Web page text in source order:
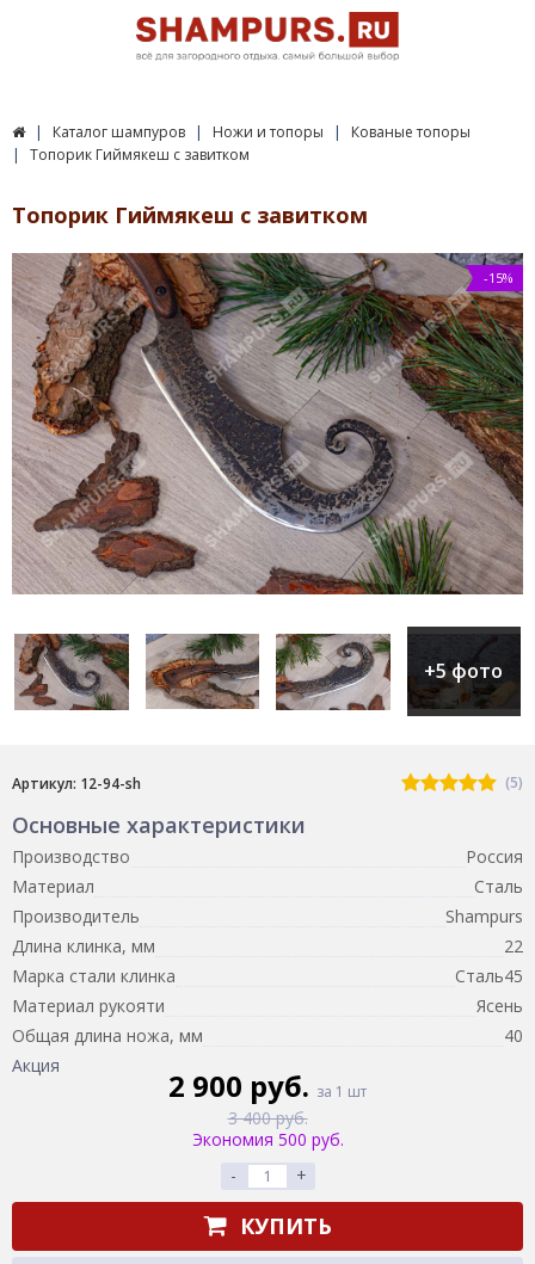
Каталог шампуров Ножи и топоры
Кованые топоры
Топорик Гиймякеш с завитком
Топорик Гиймякеш с завитком
-15%
+5 фото
Артикул: 12-94-sh (5)
Основные характеристики
Производство
Россия
Материал
Сталь
Производитель
Shampurs
Длина клинка, мм
22
Марка стали клинка
Сталь45
Материал рукояти
Ясень
Общая длина ножа, мм
40
Акция
2 900 руб. за 1 шт
3 400 руб.
Экономия 500 руб.
-
+
КУПИТЬ